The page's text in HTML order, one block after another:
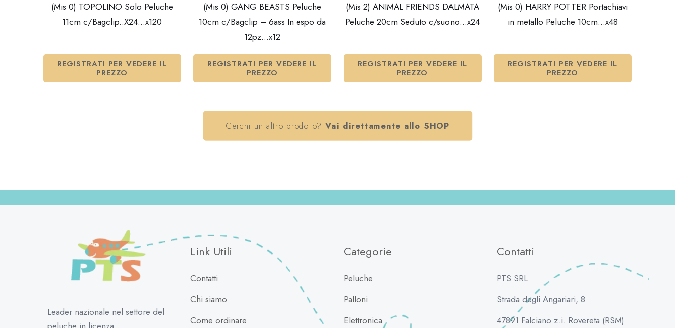
(Mis 0) TOPOLINO Solo Peluche
11cm c/Bagclip..X24…x120
REGISTRATI PER VEDERE IL
PREZZO
(Mis 0) GANG BEASTS Peluche
10cm c/Bagclip – 6ass In espo da
12pz…x12
REGISTRATI PER VEDERE IL
PREZZO
(Mis 2) ANIMAL FRIENDS DALMATA
Peluche 20cm Seduto c/suono…x24
REGISTRATI PER VEDERE IL
PREZZO
(Mis 0) HARRY POTTER Portachiavi
in metallo Peluche 10cm…x48
REGISTRATI PER VEDERE IL
PREZZO
Cerchi un altro prodotto? Vai direttamente allo SHOP
Leader nazionale nel settore del
Link Utili
Contatti
Chi siamo
Come ordinare
Categorie
Peluche
Palloni
Elettronica
Contatti
PTS SRL
Strada degli Angariari, 8
47891 Falciano z.i. Rovereta (RSM)